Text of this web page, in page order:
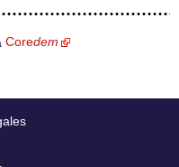
Coredem